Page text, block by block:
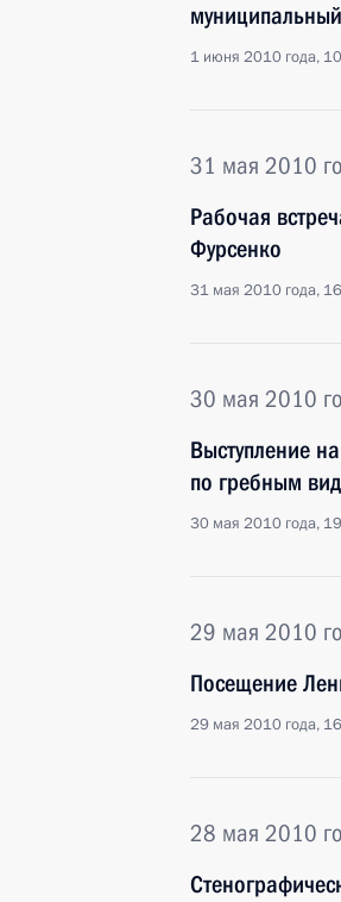
1 июня 2010 года,
31 мая 2010
Рабочая
Фурсенко
31 мая 2010 года,
30 мая 2010
Выступление
по гребным
30 мая 2010 года,
29 мая 2010
Посещение
29 мая 2010 года,
28 мая 2010